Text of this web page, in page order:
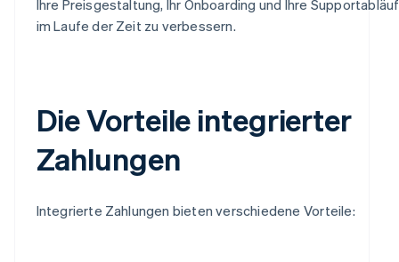
Ihre Preisgestaltung, Ihr Onboarding und Ihre
im Laufe der Zeit zu verbessern.
Die Vorteile integrierter
Zahlungen
Integrierte Zahlungen bieten verschiedene Vorteile: